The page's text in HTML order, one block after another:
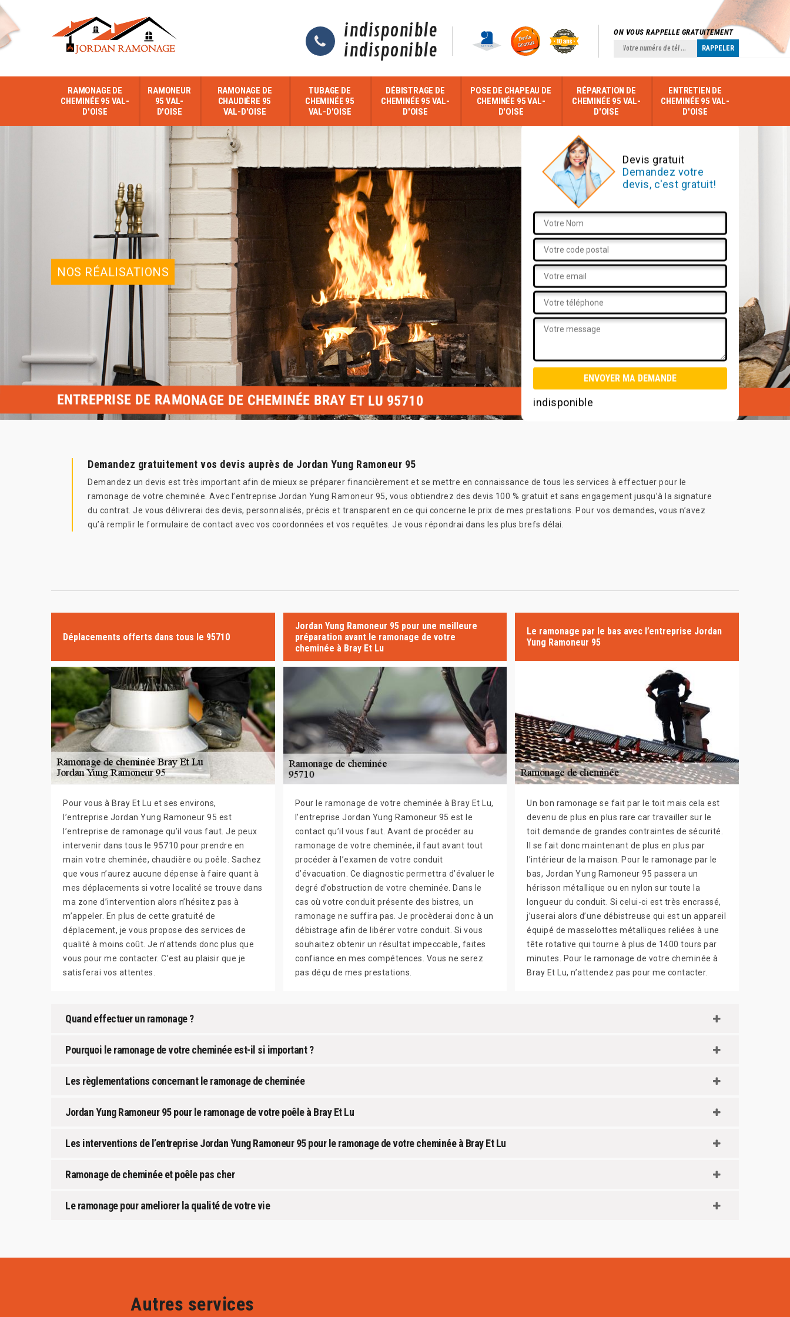
indisponible
indisponible
ON VOUS RAPPELLE GRATUITEMENT
RAMONAGE DE
CHEMINÉE 95 VAL-
D'OISE
RAMONEUR
95 VAL-
D'OISE
RAMONAGE DE
CHAUDIÈRE 95
VAL-D'OISE
TUBAGE DE
CHEMINÉE 95
VAL-D'OISE
DÉBISTRAGE DE
CHEMINÉE 95 VAL-
D'OISE
POSE DE CHAPEAU DE
CHEMINÉE 95 VAL-
D'OISE
RÉPARATION DE
CHEMINÉE 95 VAL-
D'OISE
ENTRETIEN DE
CHEMINÉE 95 VAL-
D'OISE
NOS RÉALISATIONS
Devis gratuit
Demandez votre
devis, c'est gratuit!
indisponible
ENTREPRISE DE RAMONAGE DE CHEMINÉE BRAY ET LU 95710
Demandez gratuitement vos devis auprès de Jordan Yung Ramoneur 95
Demandez un devis est très important afin de mieux se préparer financièrement et se mettre en connaissance de tous les services à effectuer pour le
ramonage de votre cheminée. Avec l’entreprise Jordan Yung Ramoneur 95, vous obtiendrez des devis 100 % gratuit et sans engagement jusqu’à la signature
du contrat. Je vous délivrerai des devis, personnalisés, précis et transparent en ce qui concerne le prix de mes prestations. Pour vos demandes, vous n’avez
qu’à remplir le formulaire de contact avec vos coordonnées et vos requêtes. Je vous répondrai dans les plus brefs délai.
Déplacements offerts dans tous le 95710
Pour vous à Bray Et Lu et ses environs,
l’entreprise Jordan Yung Ramoneur 95 est
l’entreprise de ramonage qu’il vous faut. Je peux
intervenir dans tous le 95710 pour prendre en
main votre cheminée, chaudière ou poêle. Sachez
que vous n’aurez aucune dépense à faire quant à
mes déplacements si votre localité se trouve dans
ma zone d’intervention alors n’hésitez pas à
m’appeler. En plus de cette gratuité de
déplacement, je vous propose des services de
qualité à moins coût. Je n’attends donc plus que
vous pour me contacter. C’est au plaisir que je
satisferai vos attentes.
Jordan Yung Ramoneur 95 pour une meilleure
préparation avant le ramonage de votre
cheminée à Bray Et Lu
Pour le ramonage de votre cheminée à Bray Et Lu,
l’entreprise Jordan Yung Ramoneur 95 est le
contact qu’il vous faut. Avant de procéder au
ramonage de votre cheminée, il faut avant tout
procéder à l’examen de votre conduit
d’évacuation. Ce diagnostic permettra d’évaluer le
degré d’obstruction de votre cheminée. Dans le
cas où votre conduit présente des bistres, un
ramonage ne suffira pas. Je procèderai donc à un
débistrage afin de libérer votre conduit. Si vous
souhaitez obtenir un résultat impeccable, faites
confiance en mes compétences. Vous ne serez
pas déçu de mes prestations.
Le ramonage par le bas avec l’entreprise Jordan
Yung Ramoneur 95
Un bon ramonage se fait par le toit mais cela est
devenu de plus en plus rare car travailler sur le
toit demande de grandes contraintes de sécurité.
Il se fait donc maintenant de plus en plus par
l’intérieur de la maison. Pour le ramonage par le
bas, Jordan Yung Ramoneur 95 passera un
hérisson métallique ou en nylon sur toute la
longueur du conduit. Si celui-ci est très encrassé,
j’userai alors d’une débistreuse qui est un appareil
équipé de masselottes métalliques reliées à une
tête rotative qui tourne à plus de 1400 tours par
minutes. Pour le ramonage de votre cheminée à
Bray Et Lu, n’attendez pas pour me contacter.
Quand effectuer un ramonage ?
Pourquoi le ramonage de votre cheminée est-il si important ?
Les règlementations concernant le ramonage de cheminée
Jordan Yung Ramoneur 95 pour le ramonage de votre poêle à Bray Et Lu
Les interventions de l’entreprise Jordan Yung Ramoneur 95 pour le ramonage de votre cheminée à Bray Et Lu
Ramonage de cheminée et poêle pas cher
Le ramonage pour ameliorer la qualité de votre vie
Autres services